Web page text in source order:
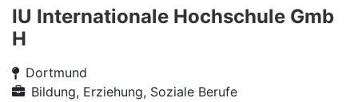
IU Internationale Hochschule Gmb
H
Dortmund
Bildung, Erziehung, Soziale Berufe